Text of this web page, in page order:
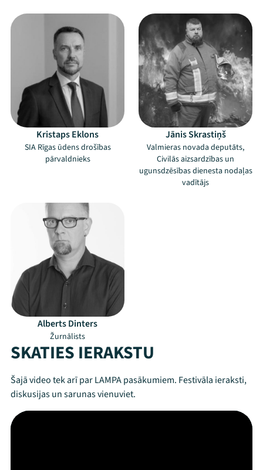
Kristaps Eklons
SIA Rīgas ūdens drošības
pārvaldnieks
Jānis Skrastiņš
Valmieras novada deputāts,
Civilās aizsardzības un
ugunsdzēsības dienesta nodaļas
vadītājs
Alberts Dinters
Žurnālists
SKATIES IERAKSTU
Šajā video tek arī par LAMPA pasākumiem. Festivāla ieraksti,
diskusijas un sarunas vienuviet.